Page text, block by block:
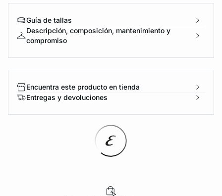
Guía de tallas
Descripción, composición, mantenimiento y
compromiso
Encuentra este producto en tienda
Entregas y devoluciones